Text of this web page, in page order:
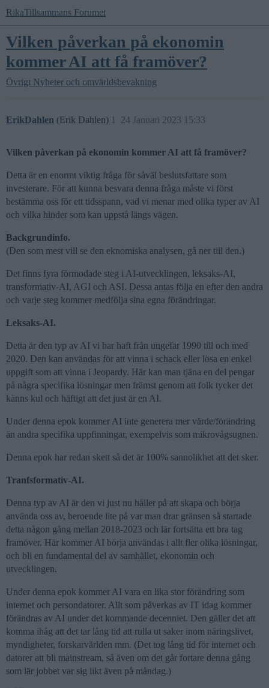
RikaTillsammans Forumet
Vilken påverkan på ekonomin
kommer AI att få framöver?
Övrigt Nyheter och omvärldsbevakning
ErikDahlen (Erik Dahlen) 24 Januari 2023 15:33
1
Vilken påverkan på ekonomin kommer AI att få framöver?
Detta är en enormt viktig fråga för såväl beslutsfattare som
investerare. För att kunna besvara denna fråga måste vi först
bestämma oss för ett tidsspann, vad vi menar med olika typer av AI
och vilka hinder som kan uppstå längs vägen.
Backgrundinfo.
(Den som mest vill se den eknomiska analysen, gå ner till den.)
Det finns fyra förmodade steg i AI-utvecklingen, leksaks-AI,
transformativ-AI, AGI och ASI. Dessa antas följa en efter den andra
och varje steg kommer medfölja sina egna förändringar.
Leksaks-AI.
Detta är den typ av AI vi har haft från ungefär 1990 till och med
2020. Den kan användas för att vinna i schack eller lösa en enkel
uppgift som att vinna i Jeopardy. Här kan man tjäna en del pengar
på några specifika lösningar men främst genom att folk tycker det
känns kul och häftigt att det just är en AI.
Under denna epok kommer AI inte generera mer värde/förändring
än andra specifika uppfinningar, exempelvis som mikrovågsugnen.
Denna epok har redan skett så det är 100% sannolikhet att det sker.
Tranfsformativ-AI.
Denna typ av AI är den vi just nu håller på att skapa och börja
använda oss av, beroende lite på var man drar gränsen så startade
detta någon gång mellan 2018-2023 och lär fortsätta ett bra tag
framöver. Här kommer AI börja användas i allt fler olika lösningar,
och bli en fundamental del av samhället, ekonomin och
utvecklingen.
Under denna epok kommer AI vara en lika stor förändring som
internet och persondatorer. Allt som påverkas av IT idag kommer
förändras av AI under det kommande decenniet. Den gäller det att
komma ihåg att det tar lång tid att rulla ut saker inom näringslivet,
myndigheter, forskarvärlden mm. (Det tog lång tid för internet och
datorer att bli mainstream, så även om det går fortare denna gång
som lär jobbet var sig likt även på måndag.)